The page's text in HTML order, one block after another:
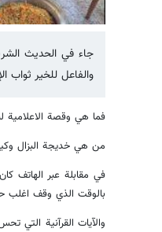
جاء في الحديث
والفاعل للخير ثواب
فما هي وقصة الاعلامية
من هي خديجة البزال
في مقابلة عبر الهاتف
بالوقت الذي وقف اغلب
والآيات القرآنية التي